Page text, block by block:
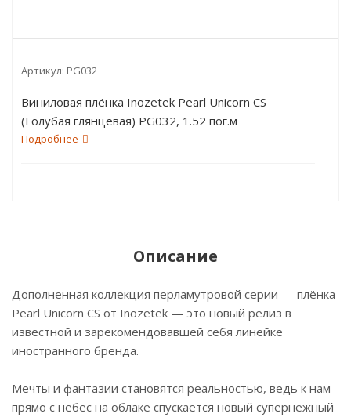
Артикул: PG032
Виниловая плёнка Inozetek Pearl Unicorn CS
(Голубая глянцевая) PG032, 1.52 пог.м
Подробнее
Описание
Дополненная коллекция перламутровой серии — плёнка
Pearl Unicorn CS от Inozetek — это новый релиз в
известной и зарекомендовавшей себя линейке
иностранного бренда.
Мечты и фантазии становятся реальностью, ведь к нам
прямо с небес на облаке спускается новый супернежный